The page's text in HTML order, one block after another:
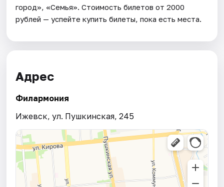
город», «Семья». Стоимость билетов от 2000
рублей — успейте купить билеты, пока есть места.
Адрес
Филармония
Ижевск, ул. Пушкинская, 245